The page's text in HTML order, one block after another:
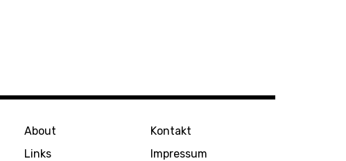
About
Links
Kontakt
Impressum